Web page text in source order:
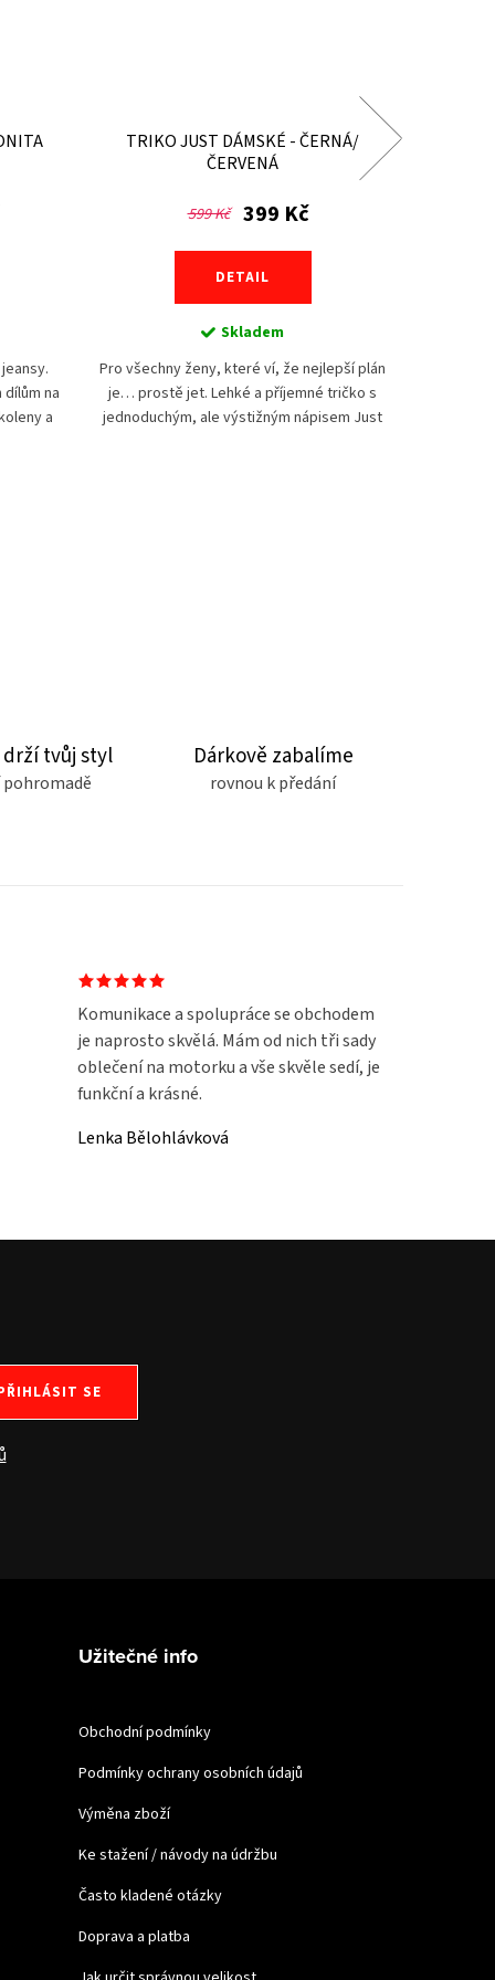
na
a
TRIKO JUST DÁMSKÉ - ČERNÁ/
ČERVENÁ
599 Kč 399 Kč
DETAIL
Skladem
Pro všechny ženy, které ví, že nejlepší plán
je… prostě jet. Lehké a příjemné tričko s
jednoduchým, ale výstižným nápisem Just
drží tvůj styl
pohromadě
Dárkově zabalíme
rovnou k předání
Komunikace a spolupráce se obchodem
je naprosto skvělá. Mám od nich tři sady
oblečení na motorku a vše skvěle sedí, je
funkční a krásné.
Lenka Bělohlávková
SE
Užitečné info
Obchodní podmínky
Podmínky ochrany osobních údajů
Výměna zboží
Ke stažení / návody na údržbu
Často kladené otázky
Doprava a platba